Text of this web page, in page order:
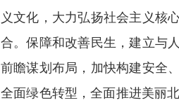
义文化，大力弘扬社会主义核
合。保障和改善民生，建立与
前瞻谋划布局，加快构建安全
全面绿色转型，全面推进美丽